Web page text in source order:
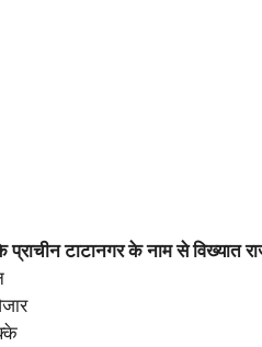
टाटानगर के नाम से विख्यात